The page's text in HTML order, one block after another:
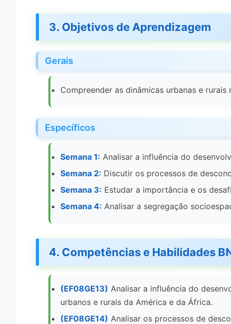
3. Objetivos de Aprendizagem
Gerais
Compreender as dinâmicas urbanas e
Específicos
Semana 1: Analisar a influência do
Semana 2: Discutir os processos de
Semana 3: Estudar a importância e os
Semana 4: Analisar a segregação
4. Competências e Habilidades
(EF08GE13) Analisar a influência do
urbanos e rurais da América e da África.
(EF08GE14) Analisar os processos de